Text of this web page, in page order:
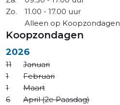
Zo.
11.00 - 17.00 uur
Alleen op Koopzondagen
Koopzondagen
2026
11
Januari
1
Februari
1
Maart
6
April (2e Paasdag)